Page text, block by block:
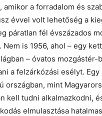
amikor a forradalom és
évvel volt lehetőség a
páratlan fél évszázados
is 1956, ahol – egy
– óvatos mozgástér-
a felzárkózási esélyt. Egy
országban, mint
kell tudni alkalmazkodni,
elmulasztása